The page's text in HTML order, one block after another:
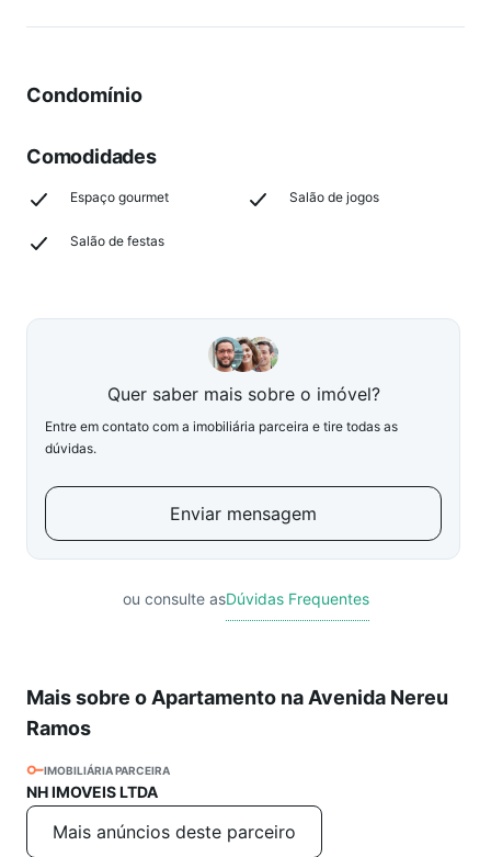
Condomínio
Comodidades
Espaço gourmet Salão de jogos
Salão de festas
Quer saber mais sobre o imóvel?
Entre em contato com a imobiliária parceira e tire todas as
dúvidas.
Enviar mensagem
ou consulte asDúvidas Frequentes
Mais sobre o Apartamento na Avenida Nereu
Ramos
IMOBILIÁRIA PARCEIRA
NH IMOVEIS LTDA
Mais anúncios deste parceiro